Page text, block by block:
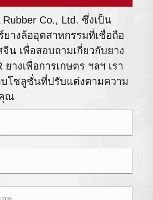
Co., Ltd. ซึ่งเป็น
ยางล้ออุตสาหกรรมที่เชื่อถือ
น เพื่อสอบถามเกี่ยวกับยาง
ยางเพื่อการเกษตร ฯลฯ เรา
โซลูชั่นที่ปรับแต่งตามความ
ณ